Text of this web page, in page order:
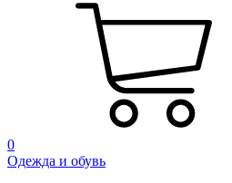
0
Одежда и обувь